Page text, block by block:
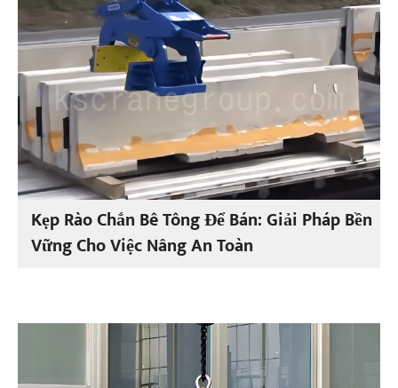
Kẹp Rào Chắn Bê Tông Để Bán: Giải Pháp Bền
Vững Cho Việc Nâng An Toàn